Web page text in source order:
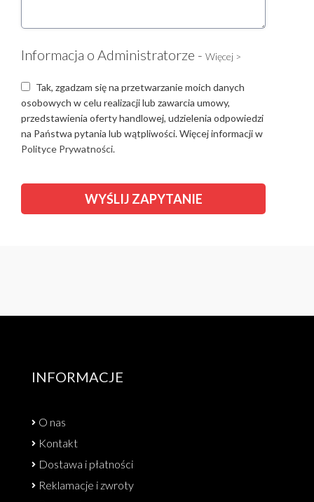
Informacja o Administratorze - Więcej >
Tak, zgadzam się na przetwarzanie moich danych
osobowych w celu realizacji lub zawarcia umowy,
przedstawienia oferty handlowej, udzielenia odpowiedzi
na Państwa pytania lub wątpliwości. Więcej informacji w
Polityce Prywatności.
INFORMACJE
O nas
Kontakt
Dostawa i płatności
Reklamacje i zwroty